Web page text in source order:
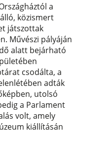
a
közismert
játszottak
Művészi pályáján
alatt bejárható
csodálta, a
adták
utolsó
a Parlament
volt, amely
kiállításán